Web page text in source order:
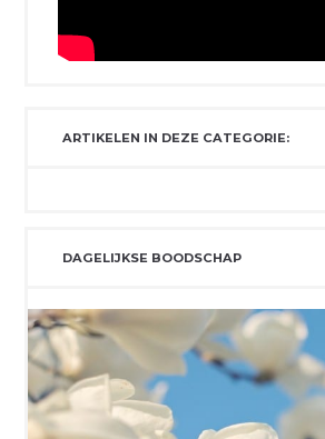
ARTIKELEN IN DEZE CATEGORIE:
DAGELIJKSE BOODSCHAP